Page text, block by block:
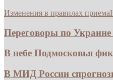
Изменения в правилах приема
Переговоры по Украине
В небе Подмосковья
В МИД России